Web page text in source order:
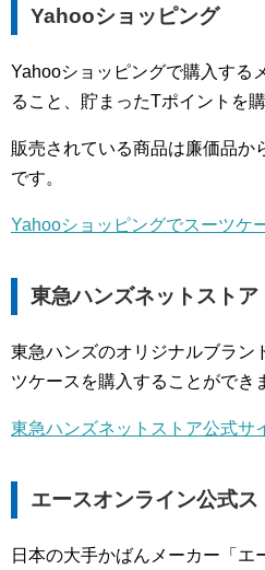
Yahooショッピング
Yahooショッピングで購入する
ること、貯まったTポイントを
販売されている商品は廉価品か
です。
Yahooショッピングでスーツケ
東急ハンズネットストア
東急ハンズのオリジナルブラン
ツケースを購入することができ
東急ハンズネットストア公式サ
エースオンライン公式ス
日本の大手かばんメーカー「エ